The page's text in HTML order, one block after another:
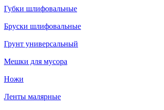
Губки шлифовальные
Бруски шлифовальные
Грунт универсальный
Мешки для мусора
Ножи
Ленты малярные